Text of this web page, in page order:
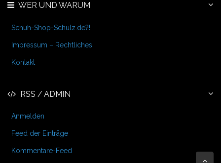
c
f
r
WER UND WARUM
Schuh-Shop-Schulz.de?!
Impressum – Rechtliches
Kontakt
RSS / ADMIN
Anmelden
Feed der Einträge
Kommentare-Feed